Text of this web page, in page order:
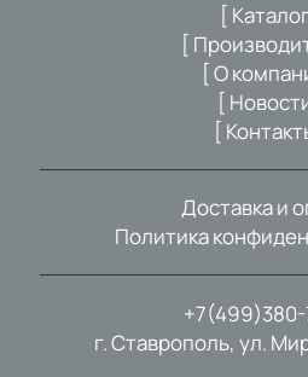
+7(499)380-
г. Ставрополь, ул.
[
[
[ О
[
[
Доставка и
Политика